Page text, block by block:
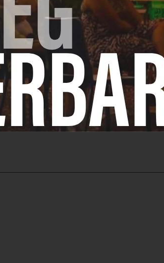
aubergine in de wraps verwerken.